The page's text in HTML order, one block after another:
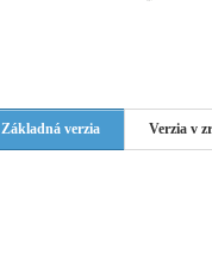
Základná verzia Verzia v